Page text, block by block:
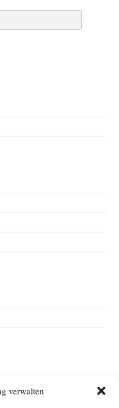
verwalten